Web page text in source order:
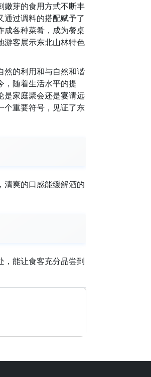
嫩芽的食用方式不断丰
过调料的搭配赋予了
成各种菜肴，成为餐桌
游客展示东北山林特色
然的利用和与自然和谐
，随着生活水平的提
是家庭聚会还是宴请远
个重要符号，见证了东
清爽的口感能缓解酒的
，能让食客充分品尝到